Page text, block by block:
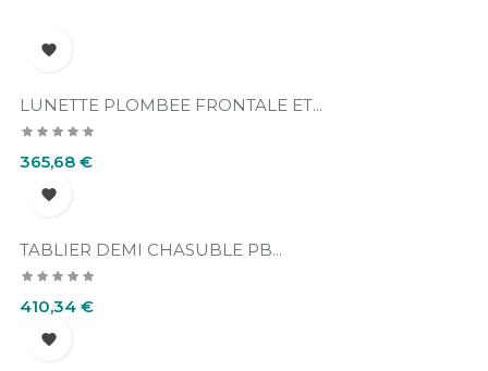

LUNETTE PLOMBEE FRONTALE ET...
Prix
365,68 €

TABLIER DEMI CHASUBLE PB...
Prix
410,34 €
